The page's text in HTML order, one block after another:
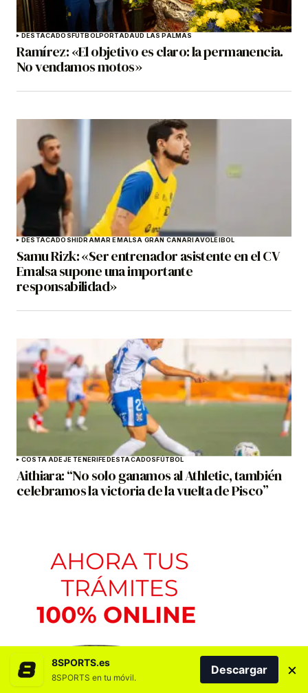
DESTACADOSFÚTBOLPORTADAUD LAS PALMAS
Ramírez: «El objetivo es claro: la permanencia.
No vendamos motos»
DESTACADOSHIDRAMAR EMALSA GRAN CANARIAVOLEIBOL
Samu Rizk: «Ser entrenador asistente en el CV
Emalsa supone una importante
responsabilidad»
COSTA ADEJE TENERIFEDESTACADOSFÚTBOL
Aithiara: “No solo ganamos al Athletic, también
celebramos la victoria de la vuelta de Pisco”
8SPORTS.es
8SPORTS en tu móvil.
Descargar ×